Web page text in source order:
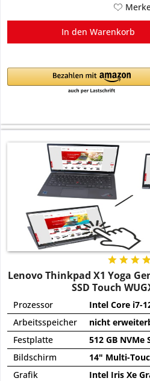
In den Warenkorb
Lenovo Thinkpad X1 Yoga
SSD Touch
Prozessor
Intel Core i7-
Arbeitsspeicher
nicht
Festplatte
512 GB NVMe
Bildschirm
14" Multi-
Grafik
Intel Iris Xe